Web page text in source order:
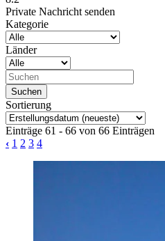
Private Nachricht senden
Kategorie
Länder
Sortierung
Einträge 61 - 66 von 66 Einträgen
‹ 1 2 3 4